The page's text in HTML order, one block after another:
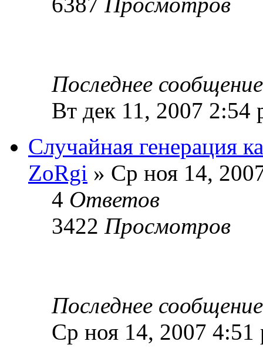
Последнее
Вт дек 11, 2007 2:54
Случайная генерация
ZoRgi » Ср ноя 14,
4 Ответов
3422 Просмотров
Последнее
Ср ноя 14, 2007 4:51